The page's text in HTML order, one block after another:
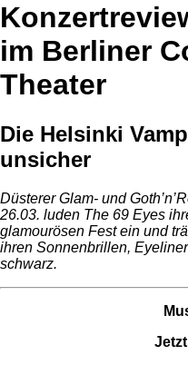
im Berliner
Theater
Die Helsinki
unsicher
Düsterer Glam- und
26.03. luden The 69 Eyes
glamourösen Fest ein und
ihren Sonnenbrillen,
schwarz.